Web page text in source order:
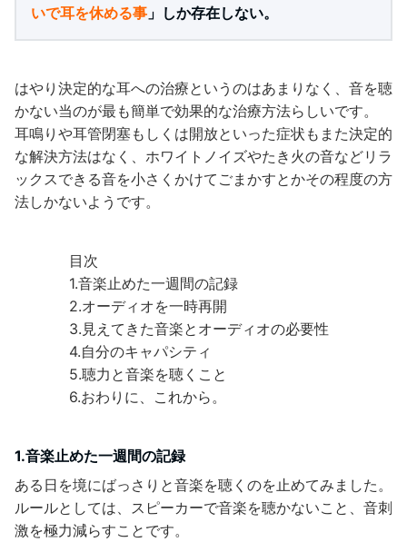
いで耳を休める事 」しか存在しない。
はやり決定的な耳への治療というのはあまりなく、音を聴
かない当のが最も簡単で効果的な治療方法らしいです。
耳鳴りや耳管閉塞もしくは開放といった症状もまた決定的
な解決方法はなく、ホワイトノイズやたき火の音などリラ
ックスできる音を小さくかけてごまかすとかその程度の方
法しかないようです。
目次
1.音楽止めた一週間の記録
2.オーディオを一時再開
3.見えてきた音楽とオーディオの必要性
4.自分のキャパシティ
5.聴力と音楽を聴くこと
6.おわりに、これから。
1.音楽止めた一週間の記録
ある日を境にばっさりと音楽を聴くのを止めてみました。
ルールとしては、スピーカーで音楽を聴かないこと、音刺
激を極力減らすことです。